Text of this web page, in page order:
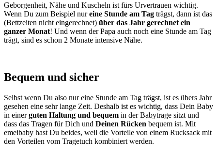
Geborgenheit, Nähe und Kuscheln ist fürs Urvertrauen wichtig.
Wenn Du zum Beispiel nureine Stunde am Tag trägst, dann ist das
(Bettzeiten nicht eingerechnet) über das Jahr gerechnet ein
ganzer Monat! Und wenn der Papa auch noch eine Stunde am Tag
trägt, sind es schon 2 Monate intensive Nähe.
Bequem und sicher
Selbst wenn Du also nur eine Stunde am Tag trägst, ist es übers Jahr
gesehen eine sehr lange Zeit. Deshalb ist es wichtig, dass Dein Baby
in einerguten Haltung und bequem in der Babytrage sitzt und
dass das Tragen für Dich und Deinen Rücken bequem ist. Mit
emeibaby hast Du beides, weil die Vorteile von einem Rucksack mit
den Vorteilen vom Tragetuch kombiniert werden.